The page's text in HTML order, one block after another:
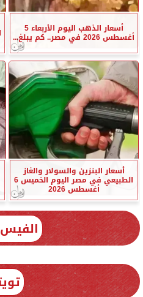
أسعار الذهب اليوم الأربعاء 5
أغسطس 2026 في مصر.. كم يبلغ...
أسعار البنزين والسولار والغاز
الطبيعي في مصر اليوم الخميس 6
أغسطس 2026